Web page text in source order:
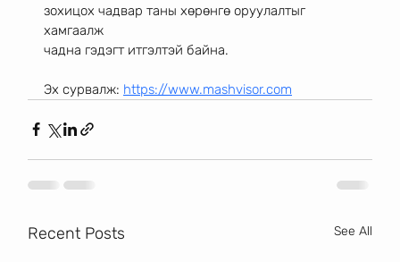
зохицох чадвар таны хөрөнгө оруулалтыг
хамгаалж
чадна гэдэгт итгэлтэй байна.
Эх сурвалж: https://www.mashvisor.com
Recent Posts See All